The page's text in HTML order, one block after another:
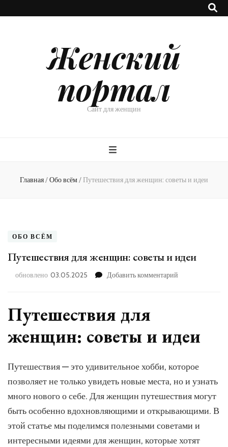
Женский
портал
Сайт для женщин
Главная/Обо всём/Путешествия для женщин: советы и идеи
ОБО ВСЁМ
Путешествия для женщин: советы и идеи
обновлено 03.05.2025 Добавить комментарий
и
Путешествия для
женщин: советы и идеи
Путешествия — это удивительное хобби, которое
позволяет не только увидеть новые места, но и узнать
много нового о себе. Для женщин путешествия могут
быть особенно вдохновляющими и открывающими. В
этой статье мы поделимся полезными советами и
интересными идеями для женщин, которые хотят